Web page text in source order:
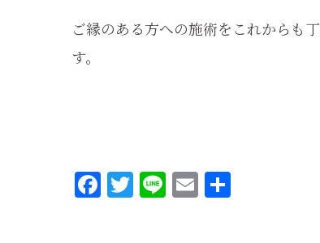
ご縁のある方への施術をこれからも
す。
Facebook
Twitter
LineEmail